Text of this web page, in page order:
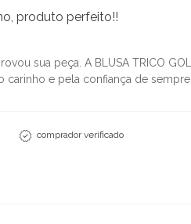
produto perfeito!!
sua peça. A BLUSA TRICO
carinho e pela confiança de sempre!
comprador verificado